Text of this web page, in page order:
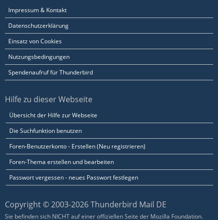
Impressum & Kontakt
Datenschutzerklärung
Einsatz von Cookies
Nutzungsbedingungen
Spendenaufruf für Thunderbird
Hilfe zu dieser Webseite
Übersicht der Hilfe zur Webseite
Die Suchfunktion benutzen
Foren-Benutzerkonto - Erstellen (Neu registrieren)
Foren-Thema erstellen und bearbeiten
Passwort vergessen - neues Passwort festlegen
Copyright © 2003-2026 Thunderbird Mail DE
Sie befinden sich NICHT auf einer offiziellen Seite der Mozilla Foundation.